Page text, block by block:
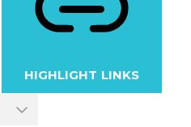
HIGHLIGHT LINKS